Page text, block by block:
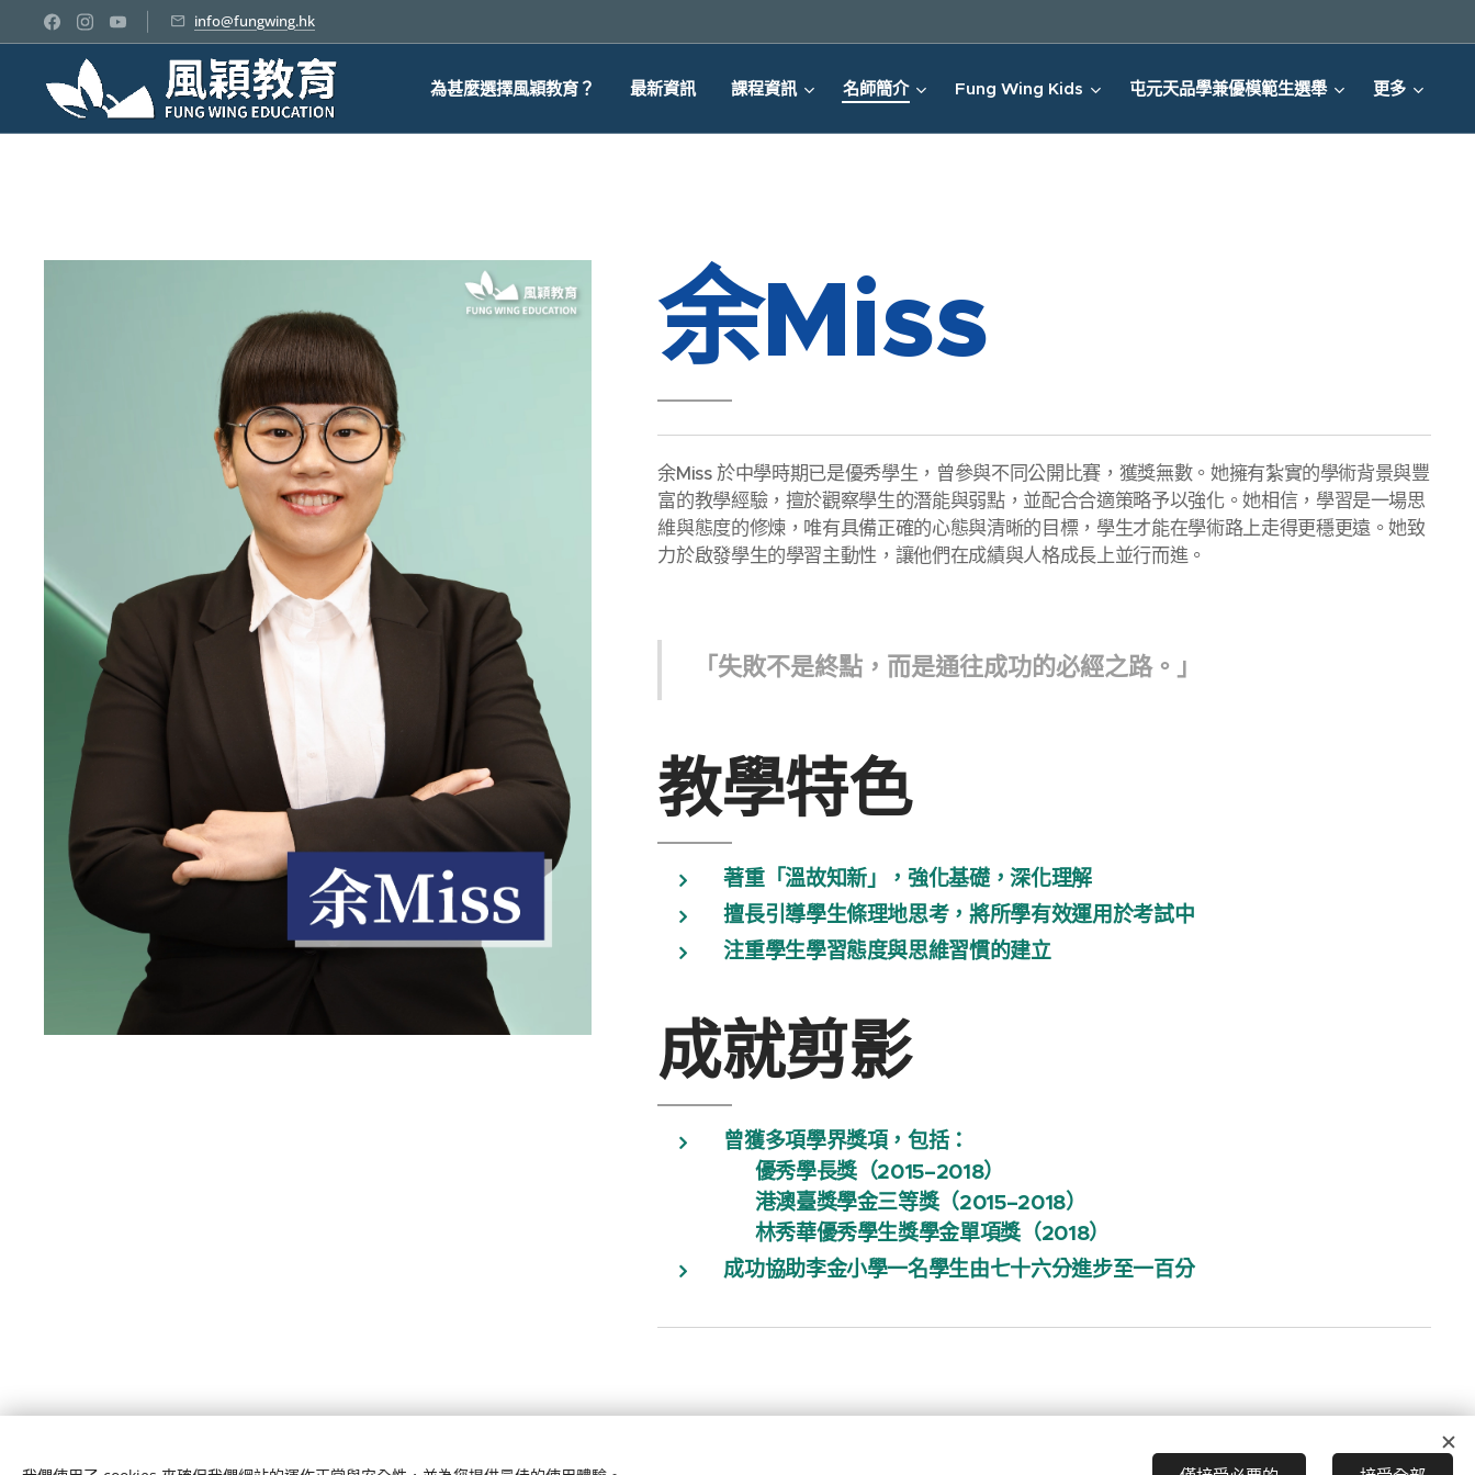
info@fungwing.hk
為甚麼選擇風穎教育？ 最新資訊 課程資訊 名師簡介 Fung Wing Kids 屯元天品學兼優模範生選舉 更多
余Miss
余Miss 於中學時期已是優秀學生，曾參與不同公開比賽，獲獎無數。她擁有紮實的學術背景與豐
富的教學經驗，擅於觀察學生的潛能與弱點，並配合合適策略予以強化。她相信，學習是一場思
維與態度的修煉，唯有具備正確的心態與清晰的目標，學生才能在學術路上走得更穩更遠。她致
力於啟發學生的學習主動性，讓他們在成績與人格成長上並行而進。
「失敗不是終點，而是通往成功的必經之路。」
教學特色
著重「溫故知新」，強化基礎，深化理解
擅長引導學生條理地思考，將所學有效運用於考試中
注重學生學習態度與思維習慣的建立
成就剪影
曾獲多項學界獎項，包括：
▪ 優秀學長獎（2015–2018）
▪ 港澳臺獎學金三等獎（2015–2018）
▪ 林秀華優秀學生獎學金單項獎（2018）
成功協助李金小學一名學生由七十六分進步至一百分